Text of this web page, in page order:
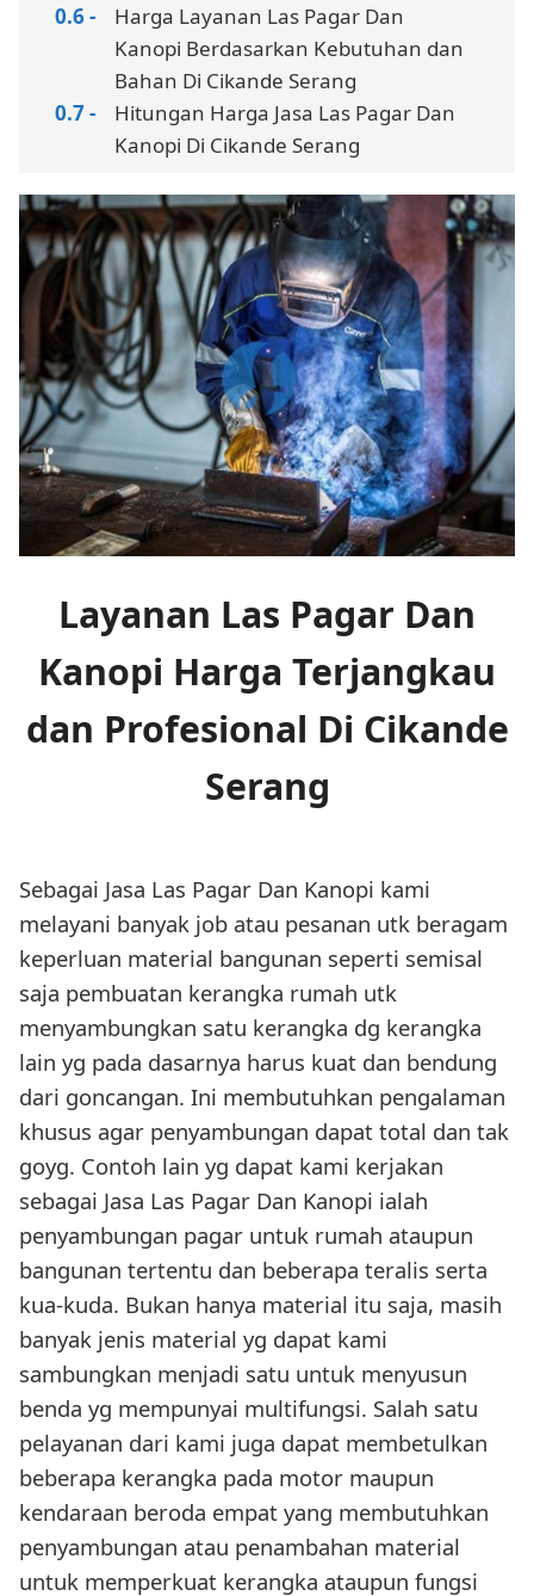
Harga Layanan Las Pagar Dan
Kanopi Berdasarkan Kebutuhan dan
Bahan Di Cikande Serang
Hitungan Harga Jasa Las Pagar Dan
Kanopi Di Cikande Serang
Layanan Las Pagar Dan
Kanopi Harga Terjangkau
dan Profesional Di Cikande
Serang
Sebagai Jasa Las Pagar Dan Kanopi kami
melayani banyak job atau pesanan utk beragam
keperluan material bangunan seperti semisal
saja pembuatan kerangka rumah utk
menyambungkan satu kerangka dg kerangka
lain yg pada dasarnya harus kuat dan bendung
dari goncangan. Ini membutuhkan pengalaman
khusus agar penyambungan dapat total dan tak
goyg. Contoh lain yg dapat kami kerjakan
sebagai Jasa Las Pagar Dan Kanopi ialah
penyambungan pagar untuk rumah ataupun
bangunan tertentu dan beberapa teralis serta
kua-kuda. Bukan hanya material itu saja, masih
banyak jenis material yg dapat kami
sambungkan menjadi satu untuk menyusun
benda yg mempunyai multifungsi. Salah satu
pelayanan dari kami juga dapat membetulkan
beberapa kerangka pada motor maupun
kendaraan beroda empat yang membutuhkan
penyambungan atau penambahan material
untuk memperkuat kerangka ataupun fungsi